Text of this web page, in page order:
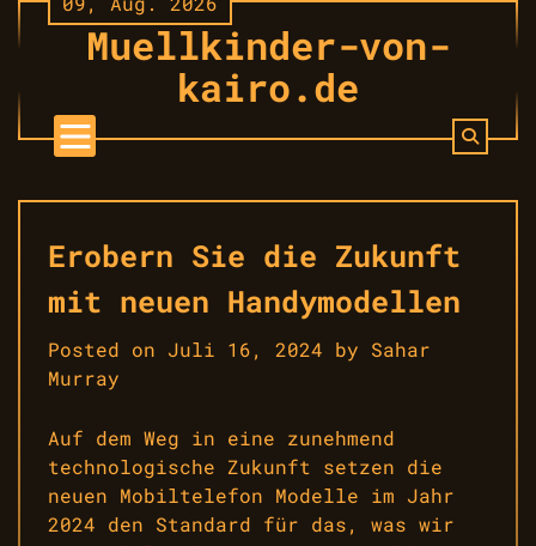
Skip
to
Muellkinder-von-
kairo.de
Erobern Sie die Zukunft
mit neuen Handymodellen
Posted on Juli 16, 2024 by Sahar
Murray
Auf dem Weg in eine zunehmend
technologische Zukunft setzen die
neuen Mobiltelefon Modelle im Jahr
2024 den Standard für das, was wir